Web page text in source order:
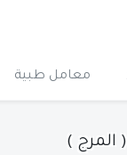
معامل طبية
( المرج )